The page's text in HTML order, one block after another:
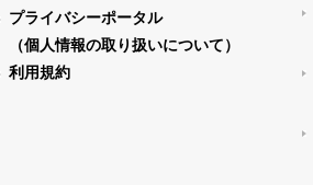
プライバシーポータル
（個人情報の取り扱いについて）
利用規約